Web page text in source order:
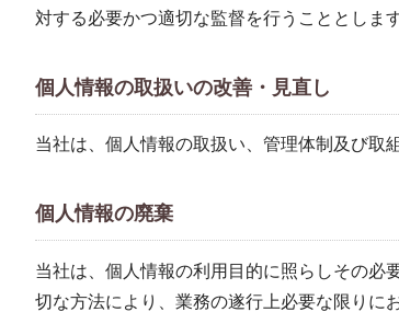
対する必要かつ適切な監督を行うこととします
個人情報の取扱いの改善・見直し
当社は、個人情報の取扱い、管理体制及び取
個人情報の廃棄
当社は、個人情報の利用目的に照らしその必
切な方法により、業務の遂行上必要な限りに